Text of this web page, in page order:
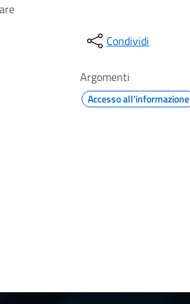
Condividi
Argomenti
Accesso all'informazione